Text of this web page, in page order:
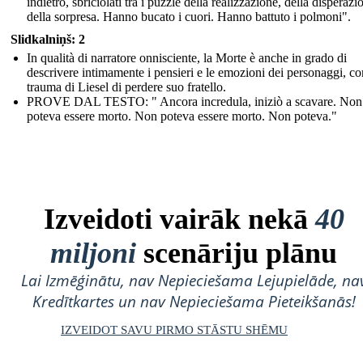
della sorpresa. Hanno bucato i cuori. Hanno battuto i polmoni".
Slidkalniņš: 2
In qualità di narratore onnisciente, la Morte è anche in grado di
descrivere intimamente i pensieri e le emozioni dei personaggi,
trauma di Liesel di perdere suo fratello.
PROVE DAL TESTO: " Ancora incredula, iniziò a scavare. Non
poteva essere morto. Non poteva essere morto. Non poteva."
Izveidoti vairāk nekā40
miljoni scenāriju plānu
Lai Izmēģinātu, nav Nepieciešama Lejupielāde,
Kredītkartes un nav Nepieciešama Pieteikšanās!
IZVEIDOT SAVU PIRMO STĀSTU SHĒMU